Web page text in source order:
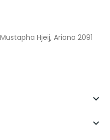
Hjeij, Ariana 2091

